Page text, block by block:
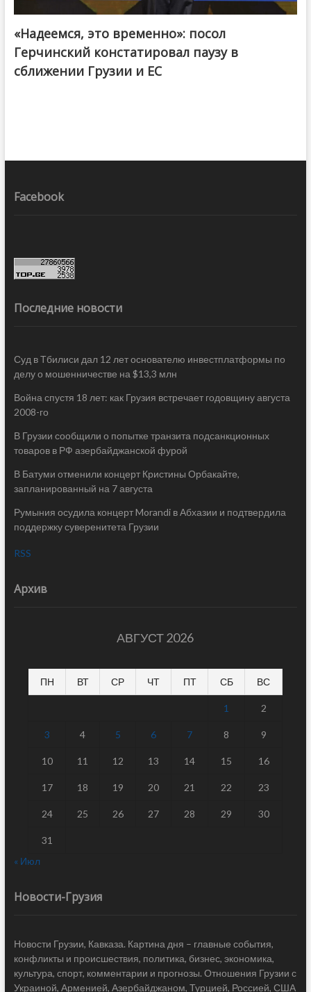
«Надеемся, это временно»: посол
Герчинский констатировал паузу в
сближении Грузии и ЕС
Facebook
Последние новости
Суд в Тбилиси дал 12 лет основателю инвестплатформы по
делу о мошенничестве на $13,3 млн
Война спустя 18 лет: как Грузия встречает годовщину августа
2008-го
В Грузии сообщили о попытке транзита подсанкционных
товаров в РФ азербайджанской фурой
В Батуми отменили концерт Кристины Орбакайте,
запланированный на 7 августа
Румыния осудила концерт Morandi в Абхазии и подтвердила
поддержку суверенитета Грузии
RSS
Архив
АВГУСТ 2026
ПН ВТ СР ЧТ ПТ СБ ВС
1 2
3 4 5 6 7 8 9
10 11 12 13 14 15 16
17 18 19 20 21 22 23
24 25 26 27 28 29 30
31
« Июл
Новости-Грузия
Новости Грузии, Кавказа. Картина дня – главные события,
конфликты и происшествия, политика, бизнес, экономика,
культура, спорт, комментарии и прогнозы. Отношения Грузии с
Украиной, Арменией, Азербайджаном, Турцией, Россией, США